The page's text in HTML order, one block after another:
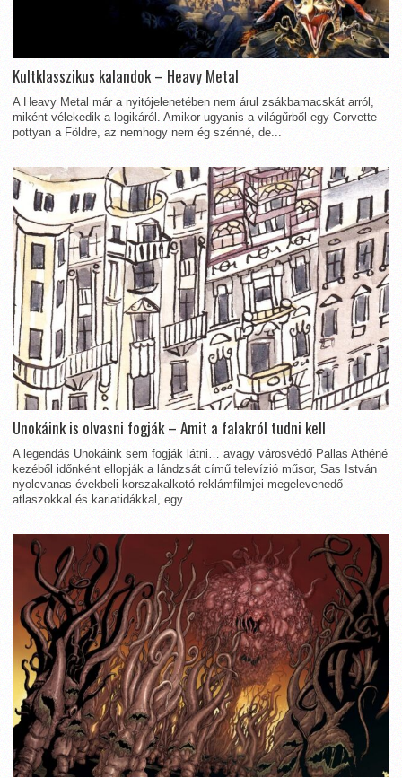
Kultklasszikus kalandok – Heavy Metal
A Heavy Metal már a nyitójelenetében nem árul zsákbamacskát arról,
miként vélekedik a logikáról. Amikor ugyanis a világűrből egy Corvette
pottyan a Földre, az nemhogy nem ég szénné, de...
Unokáink is olvasni fogják – Amit a falakról tudni kell
A legendás Unokáink sem fogják látni… avagy városvédő Pallas Athéné
kezéből időnként ellopják a lándzsát című televízió műsor, Sas István
nyolcvanas évekbeli korszakalkotó reklámfilmjei megelevenedő
atlaszokkal és kariatidákkal, egy...